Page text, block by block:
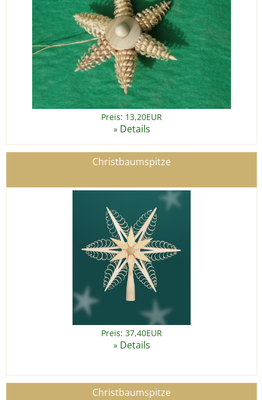
Preis: 13,20EUR
» Details
Christbaumspitze
Preis: 37,40EUR
» Details
Christbaumspitze